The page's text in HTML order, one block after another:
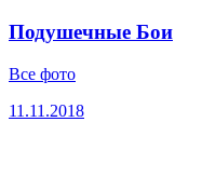
Подушечные Бои
Все фото
11.11.2018